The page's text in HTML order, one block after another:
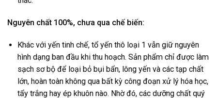
Nguyên chất 100%, chưa qua chế biến:
Khác với yến tinh chế, tổ yến thô loại 1 vẫn giữ nguyên
hình dạng ban đầu khi thu hoạch. Sản phẩm chỉ được làm
sạch sơ bộ để loại bỏ bụi bẩn, lông yến và các tạp chất
lớn, hoàn toàn không qua bất kỳ công đoạn xử lý hóa học,
tẩy trắng hay ép khuôn nào. Nhờ đó, các dưỡng chất quý